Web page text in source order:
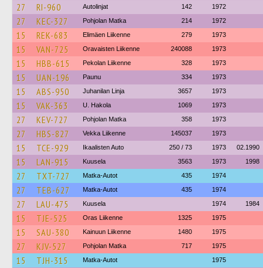
27 RI-960 Autolinjat 142 1972
27 KEC-327 Pohjolan Matka 214 1972
15 REK-683 Elimäen Liikenne 279 1973
15 VAN-725 Oravaisten Liikenne 240088 1973
15 HBB-615 Pekolan Liikenne 328 1973
15 UAN-196 Paunu 334 1973
15 ABS-950 Juhanilan Linja 3657 1973
15 VAK-363 U. Hakola 1069 1973
27 KEV-727 Pohjolan Matka 358 1973
27 HBS-827 Vekka Liikenne 145037 1973
15 TCE-929 Ikaalisten Auto 250 / 73 1973 02.1990
15 LAN-915 Kuusela 3563 1973 1998
27 TXT-727 Matka-Autot 435 1974
27 TEB-627 Matka-Autot 435 1974
27 LAU-475 Kuusela 1974 1984
15 TJE-525 Oras Liikenne 1325 1975
15 SAU-380 Kainuun Liikenne 1480 1975
27 KJV-527 Pohjolan Matka 717 1975
15 TJH-315 Matka-Autot 1975